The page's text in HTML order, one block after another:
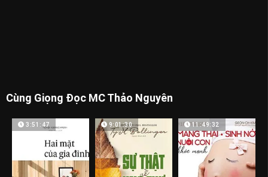
Cùng Giọng Đọc MC Thảo Nguyên
3:51:47 9:01:30 11:49:32